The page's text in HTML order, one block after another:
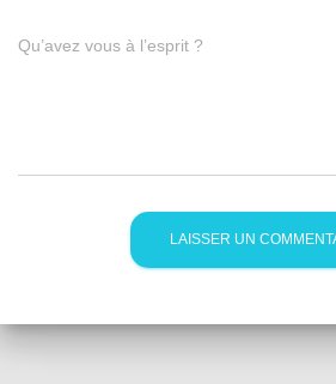
Qu’avez vous à l’esprit ?